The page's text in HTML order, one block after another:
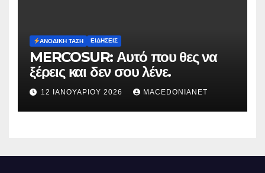
ΑΝΟΔΙΚΉ ΤΆΣΗ ΕΙΔΉΣΕΙΣ
MERCOSUR: Αυτό που θες να
ξέρεις και δεν σου λένε.
12 ΙΑΝΟΥΑΡΊΟΥ 2026 MACEDONIANET